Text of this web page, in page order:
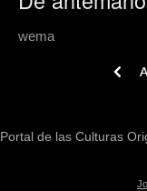
wema
Portal de las Culturas